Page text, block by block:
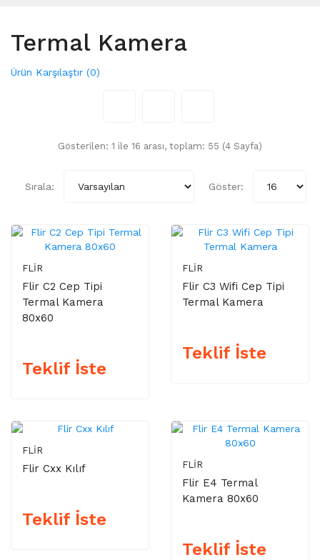
Termal Kamera
Ürün Karşılaştır (0)
Gösterilen: 1 ile 16 arası, toplam: 55 (4 Sayfa)
Sırala: Göster:
FLIR
Flir C2 Cep Tipi
Termal Kamera
80x60
Teklif İste
FLIR
Flir C3 Wifi Cep Tipi
Termal Kamera
Teklif İste
FLIR
Flir Cxx Kılıf
Teklif İste
FLIR
Flir E4 Termal
Kamera 80x60
Teklif İste